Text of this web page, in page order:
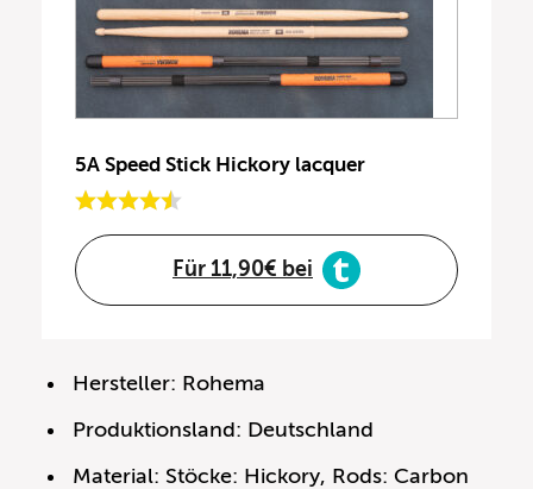
5A Speed Stick Hickory lacquer
Für 11,90€ bei
Hersteller: Rohema
Produktionsland: Deutschland
Material: Stöcke: Hickory, Rods: Carbon